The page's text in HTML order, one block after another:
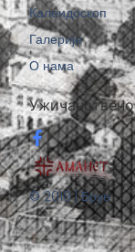
© 2018 | Бруе
Калеидоскоп
Галерије
О нама